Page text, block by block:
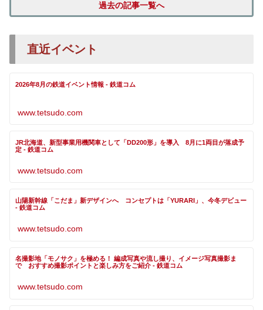
過去の記事一覧へ
直近イベント
2026年8月の鉄道イベント情報 - 鉄道コム
www.tetsudo.com
JR北海道、新型事業用機関車として「DD200形」を導入 8月に1両目が落成予
定 - 鉄道コム
www.tetsudo.com
山陽新幹線「こだま」新デザインへ コンセプトは「YURARI」、今冬デビュー
- 鉄道コム
www.tetsudo.com
名撮影地「モノサク」を極める！ 編成写真や流し撮り、イメージ写真撮影ま
で おすすめ撮影ポイントと楽しみ方をご紹介 - 鉄道コム
www.tetsudo.com